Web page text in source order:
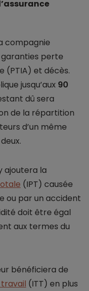
compagnie
garanties perte
(PTIA) et décès.
jusqu’aux 90
dû sera
de la répartition
d’un même
ajoutera la
(IPT) causée
ou par un accident
doit être égal
aux termes du
bénéficiera de
(ITT) en plus